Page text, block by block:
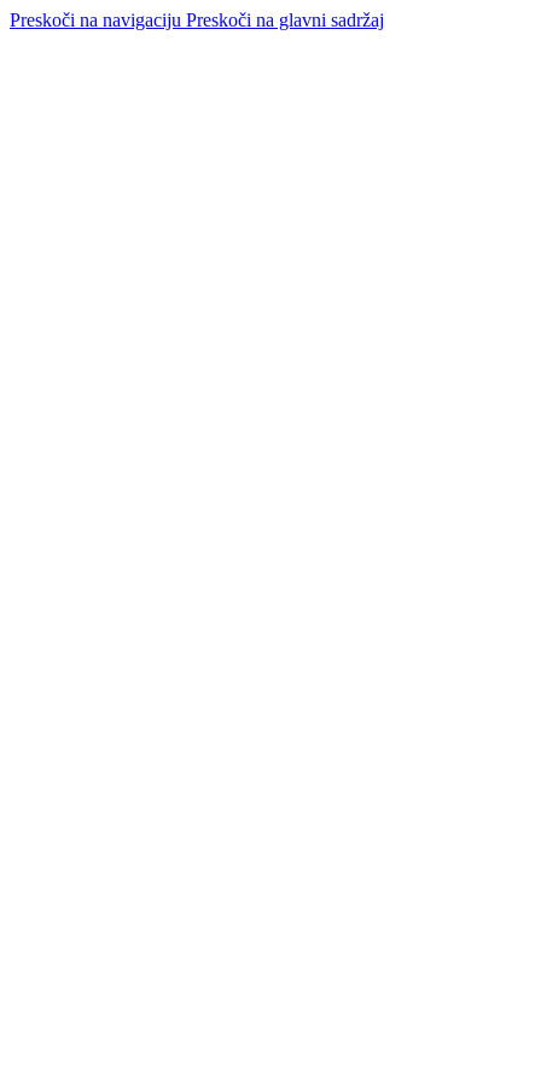
Preskoči na navigaciju Preskoči na glavni sadržaj